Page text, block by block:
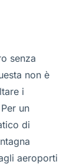
senza
non è
i
un
di
aeroporti